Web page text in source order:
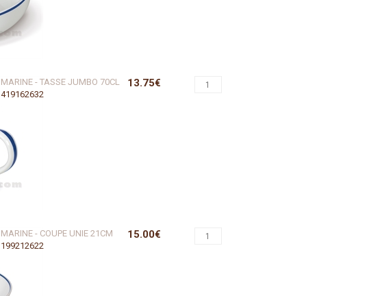
MARINE - TASSE JUMBO 70CL
419162632
13.75€
MARINE - COUPE UNIE 21CM
199212622
15.00€